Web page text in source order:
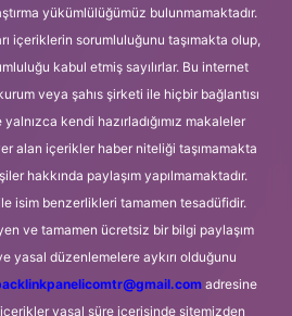
yükümlülüğümüz bulunmamaktadır.
içeriklerin sorumluluğunu taşımakta olup,
kabul etmiş sayılırlar. Bu internet
veya şahıs şirketi ile hiçbir bağlantısı
kendi hazırladığımız makaleler
alan içerikler haber niteliği taşımamakta
hakkında paylaşım yapılmamaktadır.
isim benzerlikleri tamamen tesadüfidir.
ve tamamen ücretsiz bir bilgi paylaşım
yasal düzenlemelere aykırı olduğunu
adresine
yasal süre içerisinde sitemizden